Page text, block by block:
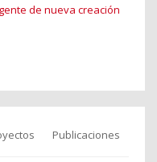
de nueva creación
Publicaciones